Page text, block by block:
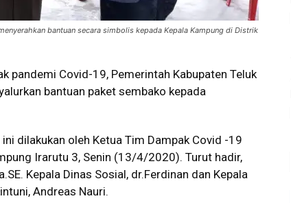
bantuan secara simbolis kepada Kepala Kampung di Distrik
pandemi Covid-19, Pemerintah Kabupaten Teluk
bantuan paket sembako kepada
dilakukan oleh Ketua Tim Dampak Covid -19
Irarutu 3, Senin (13/4/2020). Turut hadir,
Kepala Dinas Sosial, dr.Ferdinan dan Kepala
Andreas Nauri.